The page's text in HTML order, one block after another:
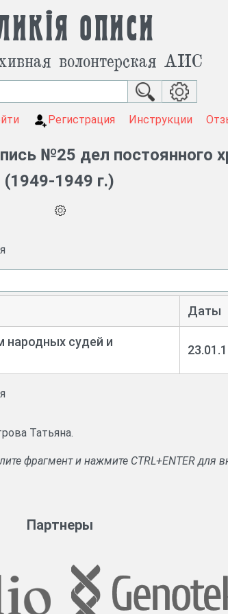
описи
волонтерская АИС
Регистрация Инструкции
№25 дел постоянного
(1949-1949 г.)
Даты
народных судей и
Татьяна.
фрагмент и нажмите CTRL+ENTER для
Партнеры